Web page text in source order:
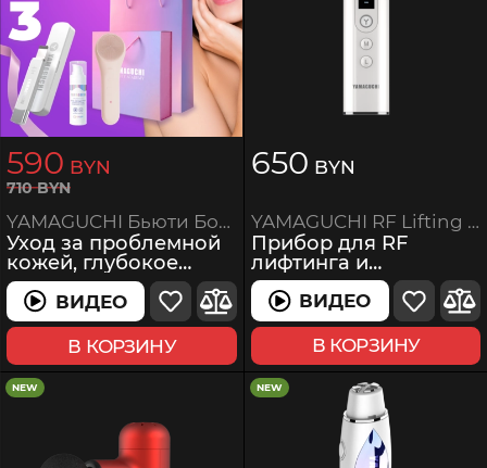
590 BYN
710BYN
YAMAGUCHI Бьюти Бокс 3
Уход за проблемной
кожей, глубокое
очищение
ВИДЕОВИДЕО
В КОРЗИНУ
650 BYN
YAMAGUCHI RF Lifting 6 in 1
Прибор для RF
лифтинга и
омоложения кожи
лицаВИДЕОВИДЕО
В КОРЗИНУ
NEW NEW